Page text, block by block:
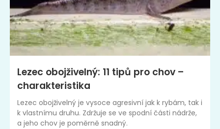
Lezec obojživelný: 11 tipů pro chov –
charakteristika
Lezec obojživelný je vysoce agresivní jak k rybám, tak i
k vlastnímu druhu. Zdržuje se ve spodní části nádrže,
a jeho chov je poměrně snadný.